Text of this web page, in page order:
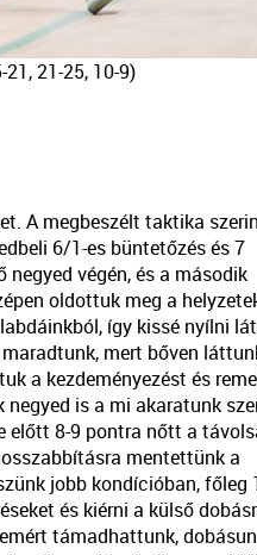
21, 21-25, 10-9)
A megbeszélt taktika
6/1-es büntetőzés és 7
végén, és a második
oldottuk meg a
így kissé nyílni
mert bőven
a kezdeményezést és
is a mi akaratunk
előtt 8-9 pontra nőtt a
mentettünk a
jobb kondícióban, főleg
és kiérni a külső
támadhattunk,